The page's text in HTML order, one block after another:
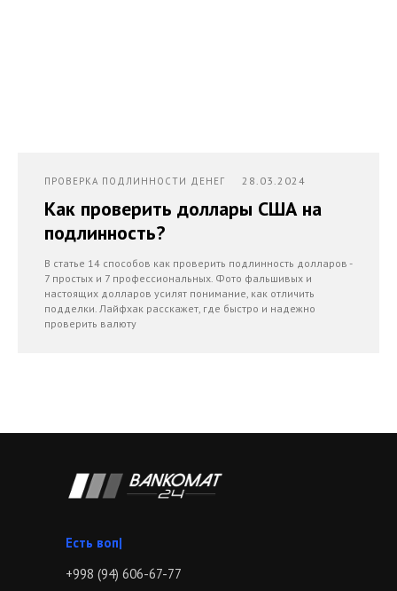
ПРОВЕРКА ПОДЛИННОСТИ ДЕНЕГ 28.03.2024
Как проверить доллары США на
подлинность?
В статье 14 способов как проверить подлинность долларов -
7 простых и 7 профессиональных. Фото фальшивых и
настоящих долларов усилят понимание, как отличить
подделки. Лайфхак расскажет, где быстро и надежно
проверить валюту
Звоните|
+998 (94) 606-67-77